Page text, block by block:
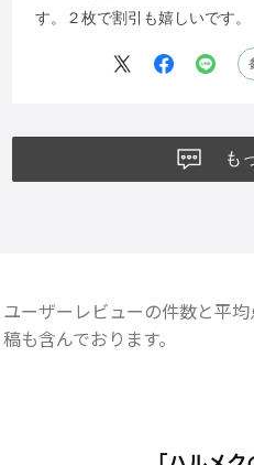
す。２枚で割引も嬉しいです。
も
ユーザーレビューの件数と平
稿も含んでおります。